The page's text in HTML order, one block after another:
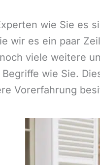
wie Sie es
wir es ein paar
viele weitere
wie Sie.
Vorerfahrung